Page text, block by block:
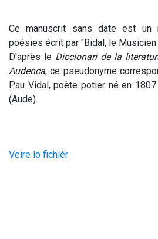
Ce manuscrit sans date est un
poésies écrit par "Bidal, le
D'après le Diccionari de la
Audenca, ce pseudonyme
Pau Vidal, poète potier né en
(Aude).
Veire lo fichièr